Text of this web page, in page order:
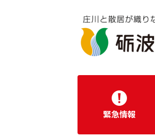
緊急情報